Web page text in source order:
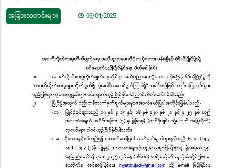
အခြားသတင်းများ 06/04/2025